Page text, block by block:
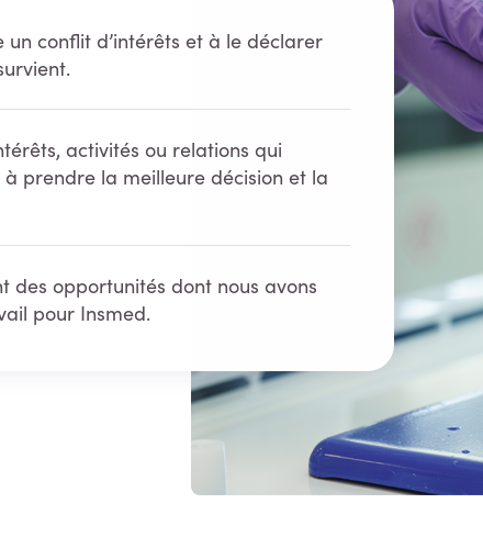
conflit d’intérêts et à le déclarer
activités ou relations qui
prendre la meilleure décision et la
des opportunités dont nous avons
pour Insmed.